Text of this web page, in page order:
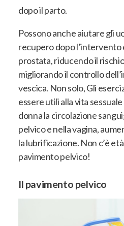
dopo il parto.
Possono anche aiutare gli
recupero dopo l’intervento
prostata, riducendo il
migliorando il controllo
vescica. Non solo, Gli
essere utili alla vita
donna la circolazione
pelvico e nella vagina,
la lubrificazione. Non c’è
pavimento pelvico!
Il pavimento pelvico